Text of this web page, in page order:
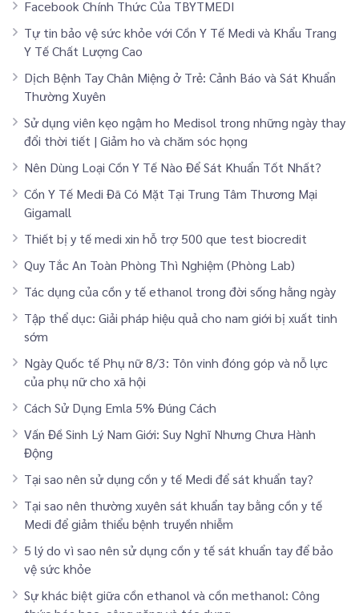
Facebook Chính Thức Của TBYTMEDI
Tự tin bảo vệ sức khỏe với Cồn Y Tế Medi và Khẩu Trang
Y Tế Chất Lượng Cao
Dịch Bệnh Tay Chân Miệng ở Trẻ: Cảnh Báo và Sát Khuẩn
Thường Xuyên
Sử dụng viên kẹo ngậm ho Medisol trong những ngày thay
đổi thời tiết | Giảm ho và chăm sóc họng
Nên Dùng Loại Cồn Y Tế Nào Để Sát Khuẩn Tốt Nhất?
Cồn Y Tế Medi Đã Có Mặt Tại Trung Tâm Thương Mại
Gigamall
Thiết bị y tế medi xin hỗ trợ 500 que test biocredit
Quy Tắc An Toàn Phòng Thì Nghiệm (Phòng Lab)
Tác dụng của cồn y tế ethanol trong đời sống hằng ngày
Tập thể dục: Giải pháp hiệu quả cho nam giới bị xuất tinh
sớm
Ngày Quốc tế Phụ nữ 8/3: Tôn vinh đóng góp và nỗ lực
của phụ nữ cho xã hội
Cách Sử Dụng Emla 5% Đúng Cách
Vấn Đề Sinh Lý Nam Giới: Suy Nghĩ Nhưng Chưa Hành
Động
Tại sao nên sử dụng cồn y tế Medi để sát khuẩn tay?
Tại sao nên thường xuyên sát khuẩn tay bằng cồn y tế
Medi để giảm thiểu bệnh truyền nhiễm
5 lý do vì sao nên sử dụng cồn y tế sát khuẩn tay để bảo
vệ sức khỏe
Sự khác biệt giữa cồn ethanol và cồn methanol: Công